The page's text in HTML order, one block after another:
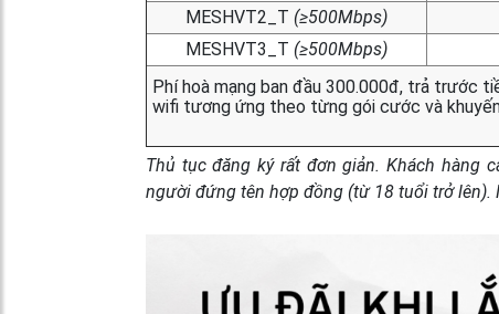
MESHVT2_T (≥500Mbps)
MESHVT3_T (≥500Mbps)
Phí hoà mạng ban đầu 300.000đ, trả trước
wifi tương ứng theo từng gói cước và
Thủ tục đăng ký rất đơn giản.Khách hàng
người đứng tên hợp đồng (từ 18 tuổi trở